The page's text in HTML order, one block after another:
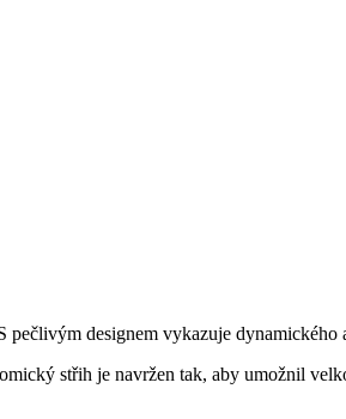
designem vykazuje dynamického
střih je navržen tak, aby umožnil